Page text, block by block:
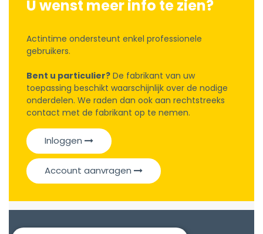
U wenst meer info te zien?
Actintime ondersteunt enkel professionele
gebruikers.
Bent u particulier? De fabrikant van uw
toepassing beschikt waarschijnlijk over de nodige
onderdelen. We raden dan ook aan rechtstreeks
contact met de fabrikant op te nemen.
Inloggen
Account aanvragen